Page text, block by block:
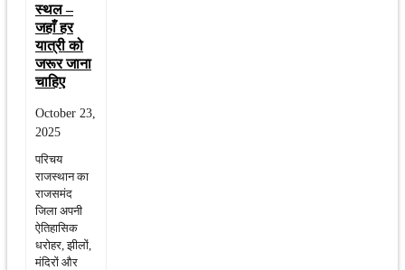
स्थल –
जहाँ हर
यात्री को
जरूर जाना
चाहिए
October 23,
2025
परिचय
राजस्थान का
राजसमंद
जिला अपनी
ऐतिहासिक
धरोहर, झीलों,
मंदिरों और